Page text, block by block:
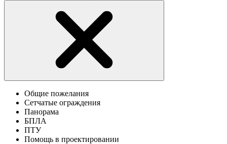
Общие пожелания
Сетчатые ограждения
Панорама
БПЛА
ПТУ
Помощь в проектировании